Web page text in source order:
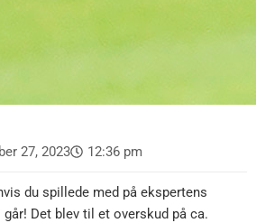
27, 2023 12:36 pm
du spillede med på ekspertens
Det blev til et overskud på ca.